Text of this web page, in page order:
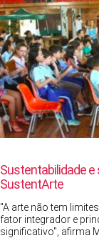
Sustentabilidade
SustentArte
"A arte não tem
fator integrador e
significativo", afirma